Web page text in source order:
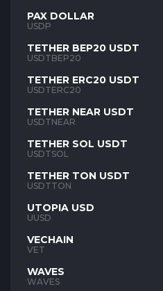
PAX DOLLAR
USDP
TETHER BEP20 USDT
USDTBEP20
TETHER ERC20 USDT
USDTERC20
TETHER NEAR USDT
USDTNEAR
TETHER SOL USDT
USDTSOL
TETHER TON USDT
USDTTON
UTOPIA USD
UUSD
VECHAIN
VET
WAVES
WAVES